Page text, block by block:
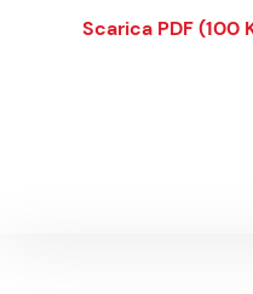
Scarica PDF (100